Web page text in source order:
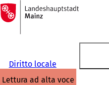
Vai al contenuto
Alla
pagina
iniziale
Diritto locale
lettura ad alta voce